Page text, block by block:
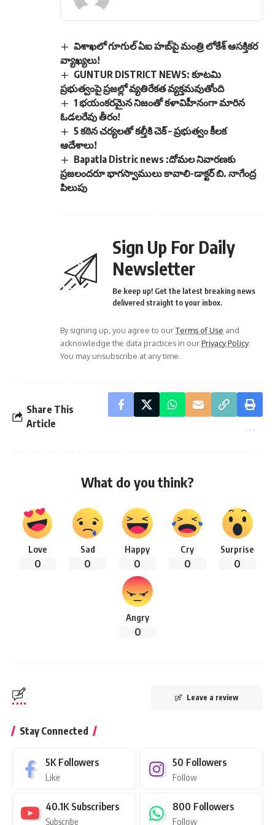
విశాఖలో గూగుల్ ఏఐ హబ్‌పై మంత్రి లోకేశ్ ఆసక్తికర
వ్యాఖ్యలు!
GUNTUR DISTRICT NEWS: కూటమి
ప్రభుత్వంపై ప్రజల్లో వ్యతిరేకత వ్యక్తమవుతోంది
1 భయంకరమైన నిజంతో కళావిహీనంగా మారిన
ఓడలరేవు తీరం!
5 కఠిన చర్యలతో కల్తీకి చెక్ – ప్రభుత్వం కీలక
ఆదేశాలు!
Bapatla Distric news :దోమల నివారణకు
ప్రజలందరూ భాగస్వాములు కావాలి-డాక్టర్ బి. నాగేంద్ర
పిలుపు
Sign Up For Daily
Newsletter
Be keep up! Get the latest breaking news
delivered straight to your inbox.
By signing up, you agree to ourTerms of Use and
acknowledge the data practices in ourPrivacy Policy.
You may unsubscribe at any time.
Share This
Article
What do you think?
Love
0
Sad
0
Happy
0
Cry
0
Surprise
0
Angry
0
Leave a review
Stay Connected
5K Followers
Like
50 Followers
Follow
40.1K Subscribers
Subscribe
800 Followers
Follow